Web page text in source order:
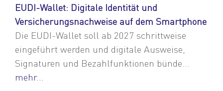
EUDI-Wallet: Digitale Identität und
Versicherungsnachweise auf dem Smartphone
Die EUDI-Wallet soll ab 2027 schrittweise
eingeführt werden und digitale Ausweise,
Signaturen und Bezahlfunktionen bünde...
mehr...